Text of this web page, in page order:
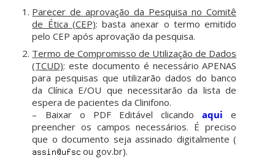
Parecer de aprovação da Pesquisa no Comitê
de Ética (CEP): basta anexar o termo emitido
pelo CEP após aprovação da pesquisa.
Termo de Compromisso de Utilização de Dados
(TCUD): este documento é necessário APENAS
para pesquisas que utilizarão dados do banco
da Clínica E/OU que necessitarão da lista de
espera de pacientes da Clinifono.
– Baixar o PDF Editável clicandoaqui e
preencher os campos necessários. É preciso
que o documento seja assinado digitalmente (
ou gov.br).